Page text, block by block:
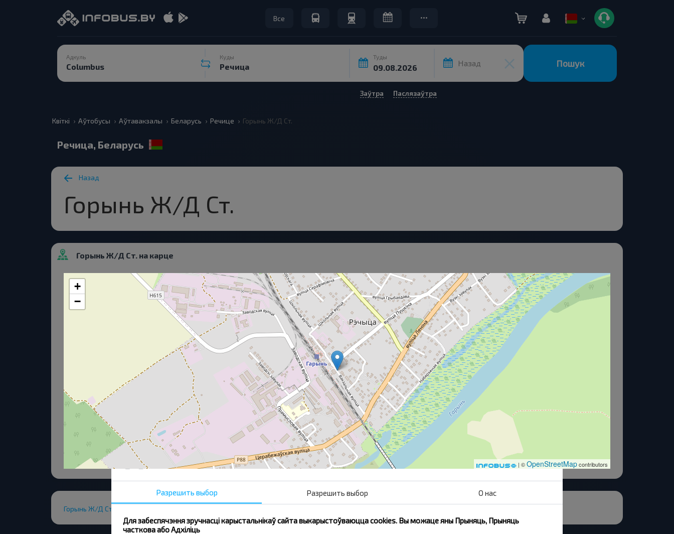
Все
Адкуль Куды Туды
Назад Пошук
Заўтра Паслязаўтра
Квіткі Аўтобусы Аўтавакзалы Беларусь Речице Горынь Ж/Д Ст.
Речица, Беларусь
Назад
Горынь Ж/Д Ст.
Горынь Ж/Д Ст. на карце
+
−
| ©OpenStreetMapcontributors
Горынь Ж/Д Ст.
Разрешить выбор Разрешить выбор О нас
Для забеспячэння зручнасці карыстальнікаў сайта выкарыстоўваюцца cookies. Вы можаце яны Прыняць, Прыняць
часткова або Адхіліць